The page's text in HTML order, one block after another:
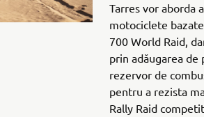
Tarres vor aborda
motociclete
700 World Raid,
prin adăugarea de
rezervor de
pentru a rezista
Rally Raid